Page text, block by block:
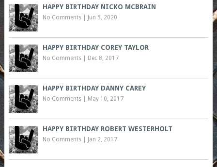
HAPPY BIRTHDAY NICKO MCBRAIN
No Comments| Jun 5, 2020
HAPPY BIRTHDAY COREY TAYLOR
No Comments| Dec 8, 2017
HAPPY BIRTHDAY DANNY CAREY
No Comments| May 10, 2017
HAPPY BIRTHDAY ROBERT WESTERHOLT
No Comments| Jan 2, 2017